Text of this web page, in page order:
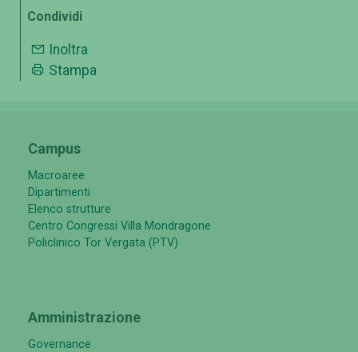
Condividi
Inoltra
Stampa
Campus
Macroaree
Dipartimenti
Elenco strutture
Centro Congressi Villa Mondragone
Policlinico Tor Vergata (PTV)
Amministrazione
Governance